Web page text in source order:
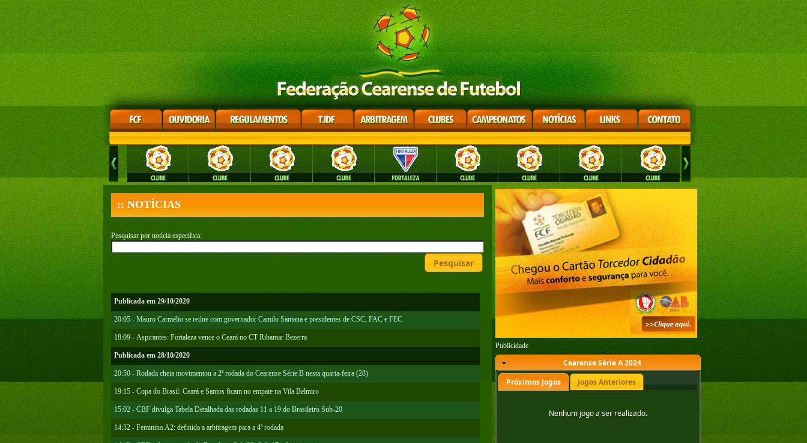
:: NOTÍCIAS
Pesquisar por notícia específica:
Pesquisar
Publicada em 29/10/2020
20:05 - Mauro Carmélio se reúne com governador Camilo Santana e presidentes de CSC, FAC e FEC
18:09 - Aspirantes: Fortaleza vence o Ceará no CT Ribamar Bezerra
Publicada em 28/10/2020
20:50 - Rodada cheia movimentou a 2ª rodada do Cearense Série B nesta quarta-feira (28)
19:15 - Copa do Brasil: Ceará e Santos ficam no empate na Vila Belmiro
15:02 - CBF divulga Tabela Detalhada das rodadas 11 a 19 do Brasileiro Sub-20
14:32 - Feminino A2: definida a arbitragem para a 4ª rodada
Publicidade
Cearense Série A 2024
Próximos Jogos
Jogos Anteriores
Nenhum jogo a ser realizado.